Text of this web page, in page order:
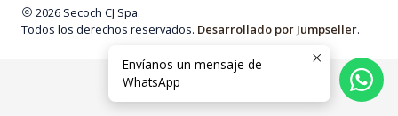
2026 Secoch CJ Spa.
Todos los derechos reservados. Desarrollado por Jumpseller.
Envíanos un mensaje de
WhatsApp